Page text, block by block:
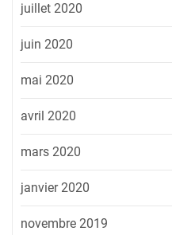
juillet 2020
juin 2020
mai 2020
avril 2020
mars 2020
janvier 2020
novembre 2019